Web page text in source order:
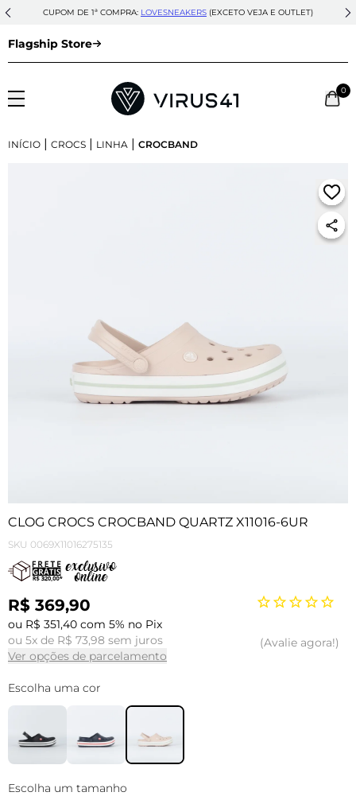
CUPOM DE 1ª COMPRA: LOVESNEAKERS (EXCETO VEJA E OUTLET)
Flagship Store
0
INÍCIO | CROCS | LINHA | CROCBAND
CLOG CROCS CROCBAND QUARTZ X11016-6UR
SKU 0069X11016275135
R$ 369,90
ou R$ 351,40 com 5% no Pix
ou 5x de R$ 73,98 sem juros
Ver opções de parcelamento
Avalie agora!
Escolha uma cor
Escolha um tamanho